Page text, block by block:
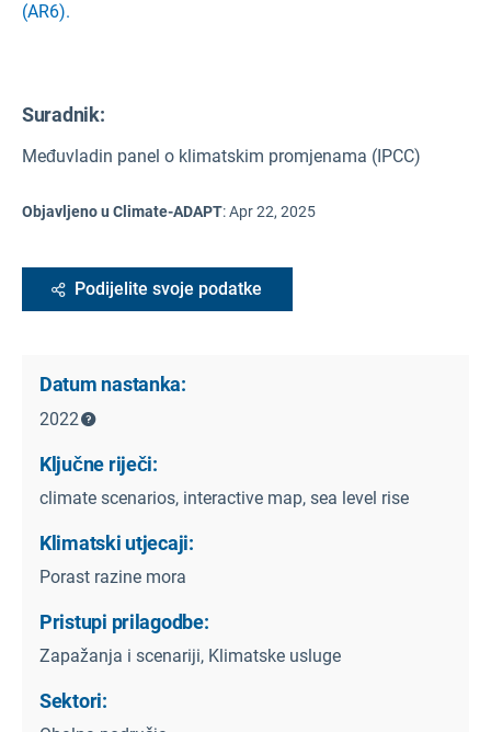
(AR6).
Suradnik:
Međuvladin panel o klimatskim promjenama (IPCC)
Objavljeno u Climate-ADAPT:Apr 22, 2025
Podijelite svoje podatke
Datum nastanka:
2022
Ključne riječi:
climate scenarios, interactive map, sea level rise
Klimatski utjecaji:
Porast razine mora
Pristupi prilagodbe:
Zapažanja i scenariji, Klimatske usluge
Sektori: